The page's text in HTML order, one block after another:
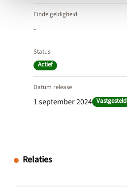
Einde geldigheid
-
Status
Actief
Datum release
1 september 2024 Vastgesteld
Relaties